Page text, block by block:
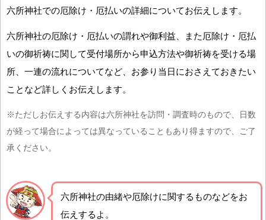
六所神社での厄除け・厄払いの詳細についてお伝えします。
六所神社の厄除け・厄払いの謂れや御利益、また厄除け・厄払
いの御祈祷に関して受付場所から申込方法や御祈祷を受ける場
所、一連の流れについてなど、お参り当日におさえておきたい
ことなど詳しくお伝えします。
※ただしお伝えする内容は六所神社を訪問・調査時のもので、日数
が経って場合によっては異なっていることもあり得ますので、ご了
承ください。
六所神社の由緒や厄除けに関するものなどをお
伝えするよ。